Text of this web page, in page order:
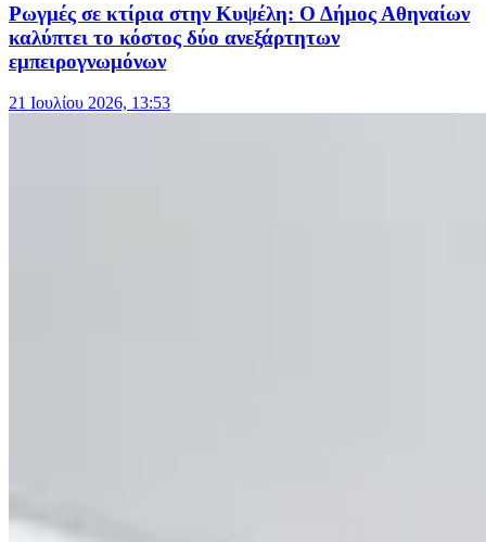
Ρωγμές σε κτίρια στην Κυψέλη: Ο Δήμος Αθηναίων
καλύπτει το κόστος δύο ανεξάρτητων
εμπειρογνωμόνων
21 Ιουλίου 2026, 13:53